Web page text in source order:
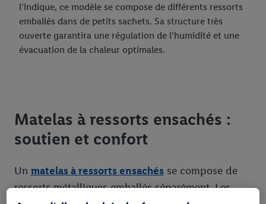
l’indique, ce modèle se compose de différents ressorts
emballés dans de petits sachets. Sa structure très
ouverte garantira une régulation de l’humidité et une
évacuation de la chaleur optimales.
Matelas à ressorts ensachés :
soutien et confort
Un matelas à ressorts ensachés se compose de
ressorts métalliques emballés séparément. Les